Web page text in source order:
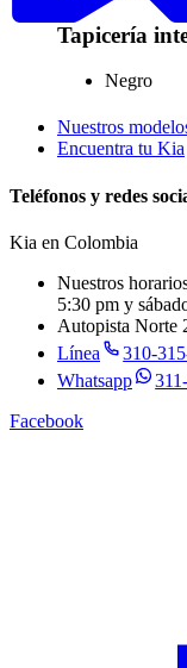
Tapicería
Negro
Nuestros
Encuentra tu Kia
Teléfonos y redes
Kia en Colombia
Nuestros
5:30 pm y
Autopista Norte
Línea
310-
Whatsapp
Facebook